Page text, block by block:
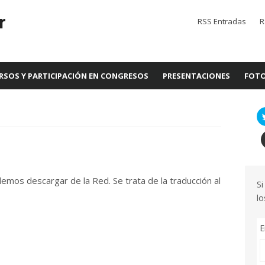
RSS Entradas
Y PARTICIPACIÓN EN CONGRESOS PRESENTACIONES
descargar de la Red. Se trata de la traducción al